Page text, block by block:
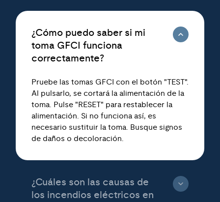
¿Cómo puedo saber si mi
toma GFCI funciona
correctamente?
Pruebe las tomas GFCI con el botón "TEST".
Al pulsarlo, se cortará la alimentación de la
toma. Pulse "RESET" para restablecer la
alimentación. Si no funciona así, es
necesario sustituir la toma. Busque signos
de daños o decoloración.
¿Cuáles son las causas de
los incendios eléctricos en